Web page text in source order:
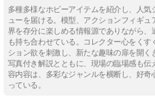
多種多様なホビーアイテムを紹介し、人
ューを届ける。模型、アクションフィギ
界を存分に楽しめる情報源でありながら、
も持ち合わせている。コレクター心をく
ション欲を刺激し、新たな趣味の扉を開
写真付き解説とともに、現場の臨場感も
容内容は、多彩なジャンルを横断し、好
っている。